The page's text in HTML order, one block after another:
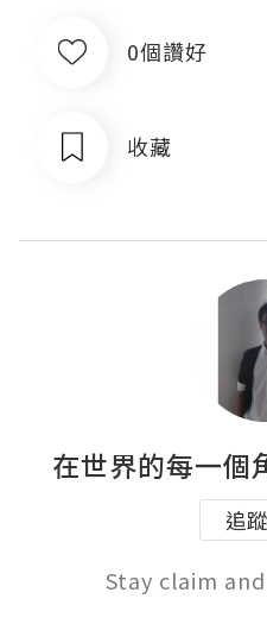
0個讚好
收藏
在世界的每一個
追蹤
Stay claim